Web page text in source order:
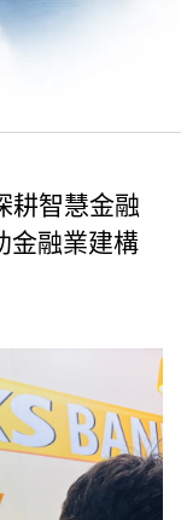
耕智慧金融
金融業建構